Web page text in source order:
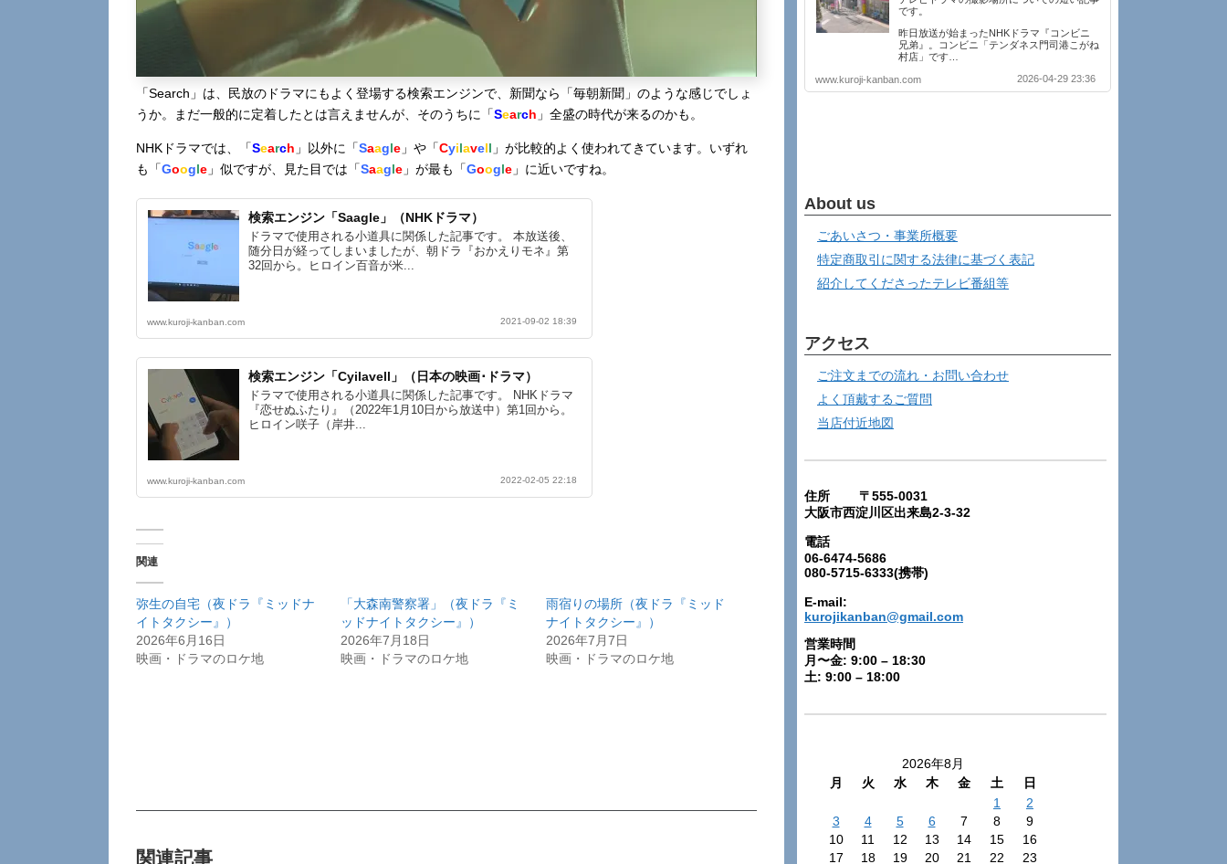
「Search」は、民放のドラマにもよく登場する検索エンジンで、新聞なら「毎朝新聞」のような感じでしょ
うか。まだ一般的に定着したとは言えませんが、そのうちに「Search 」全盛の時代が来るのかも。
NHKドラマでは、「Search 」以外に「Saagle 」や「Cyilavell 」が比較的よく使われてきています。いずれ
も「Google 」似ですが、見た目では「Saagle 」が最も「Google 」に近いですね。
検索エンジン「Saagle」（NHKドラマ）
ドラマで使用される小道具に関係した記事です。 本放送後、
随分日が経ってしまいましたが、朝ドラ『おかえりモネ』第
32回から。ヒロイン百音が米...
www.kuroji-kanban.com 2021-09-02 18:39
検索エンジン「Cyilavell」（日本の映画･ドラマ）
ドラマで使用される小道具に関係した記事です。 NHKドラマ
『恋せぬふたり』（2022年1月10日から放送中）第1回から。
ヒロイン咲子（岸井...
www.kuroji-kanban.com 2022-02-05 22:18
関連
弥生の自宅（夜ドラ『ミッドナ
イトタクシー』）
2026年6月16日
映画・ドラマのロケ地
「大森南警察署」（夜ドラ『ミ
ッドナイトタクシー』）
2026年7月18日
映画・ドラマのロケ地
雨宿りの場所（夜ドラ『ミッド
ナイトタクシー』）
2026年7月7日
映画・ドラマのロケ地
関連記事
です。
昨日放送が始まったNHKドラマ『コンビニ
兄弟』。コンビニ「テンダネス門司港こがね
村店」です…
www.kuroji-kanban.com 2026-04-29 23:36
About us
ごあいさつ・事業所概要
特定商取引に関する法律に基づく表記
紹介してくださったテレビ番組等
アクセス
ご注文までの流れ・お問い合わせ
よく頂戴するご質問
当店付近地図
住所 〒555-0031
大阪市西淀川区出来島2-3-32
電話
06-6474-5686
080-5715-6333(携帯)
E-mail:
kurojikanban@gmail.com
営業時間
月〜金: 9:00 – 18:30
土: 9:00 – 18:00
2026年8月
月
火 水 木 金 土
日
1
2
3
4 5 6 7 8
9
10
11 12 13 14 15
16
17
18 19 20 21 22
23